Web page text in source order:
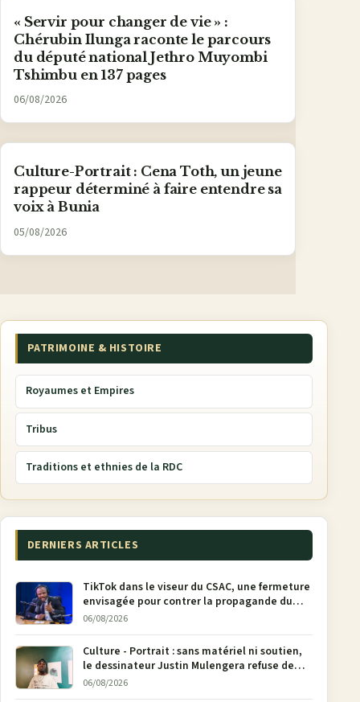
« Servir pour changer de vie » :
Chérubin Ilunga raconte le parcours
du député national Jethro Muyombi
Tshimbu en 137 pages
06/08/2026
Culture-Portrait : Cena Toth, un jeune
rappeur déterminé à faire entendre sa
voix à Bunia
05/08/2026
PATRIMOINE & HISTOIRE
Royaumes et Empires
Tribus
Traditions et ethnies de la RDC
DERNIERS ARTICLES
TikTok dans le viseur du CSAC, une fermeture
envisagée pour contrer la propagande du
M23
06/08/2026
Culture - Portrait : sans matériel ni soutien,
le dessinateur Justin Mulengera refuse de
poser son crayon
06/08/2026